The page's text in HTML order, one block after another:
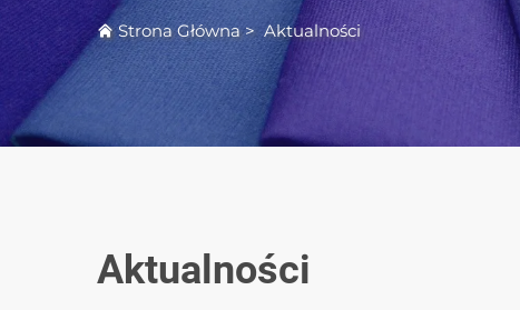
Strona Główna>Aktualności
Aktualności